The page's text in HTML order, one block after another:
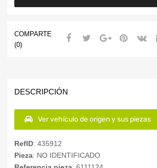
COMPARTE
(0)
DESCRIPCIÓN
Ver vehículo de origen y sus piezas
RefID: 435912
Pieza: NO IDENTIFICADO